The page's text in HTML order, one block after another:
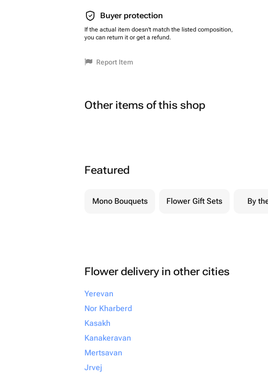
Buyer protection
If the actual item doesn't match the listed composition,
you can return it or get a refund.
Report Item
Other items of this shop
Featured
Mono Bouquets Flower Gift Sets By
Flower delivery in other cities
Yerevan
Nor Kharberd
Kasakh
Kanakeravan
Mertsavan
Jrvej